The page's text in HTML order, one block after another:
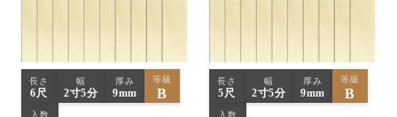
長さ
6尺
幅
2寸5分
厚み
9mm
等級
B
入数
長さ
5尺
幅
2寸5分
厚み
9mm
等級
B
入数